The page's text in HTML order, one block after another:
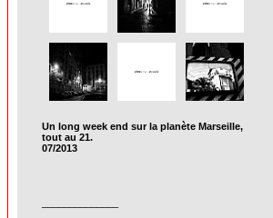
Un long week end sur la planète Marseille,
tout au 21.
07/2013